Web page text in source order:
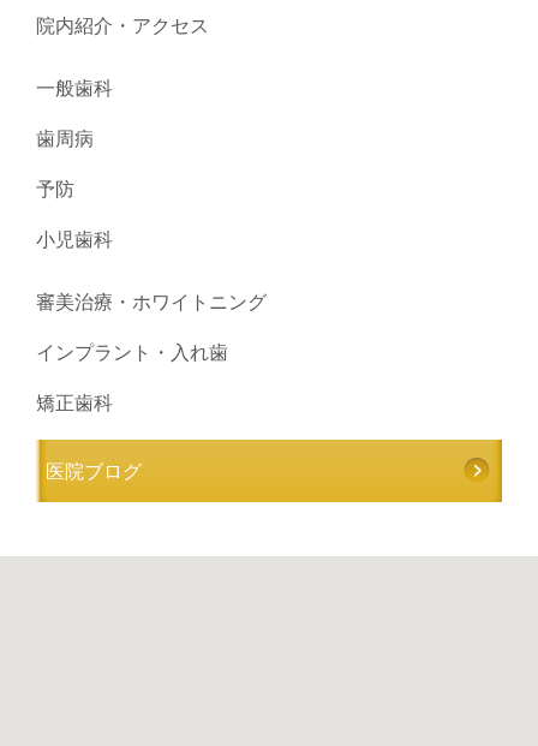
院内紹介・アクセス
一般歯科
歯周病
予防
小児歯科
審美治療・ホワイトニング
インプラント・入れ歯
矯正歯科
医院ブログ